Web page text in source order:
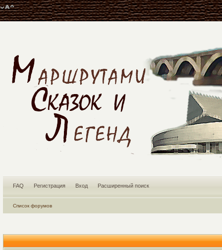
FAQ Регистрация Вход Расширенный поиск
Список форумов